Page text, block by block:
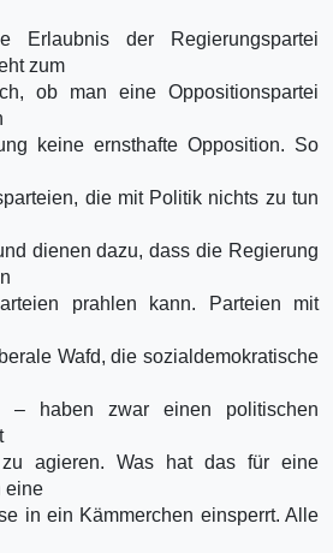
Erlaubnis der Regierungspartei
zum
ob man eine Oppositionspartei
keine ernsthafte Opposition. So
die mit Politik nichts zu tun
dienen dazu, dass die Regierung
prahlen kann. Parteien mit
Wafd, die sozialdemokratische
– haben zwar einen politischen
agieren. Was hat das für eine
eine
in ein Kämmerchen einsperrt. Alle